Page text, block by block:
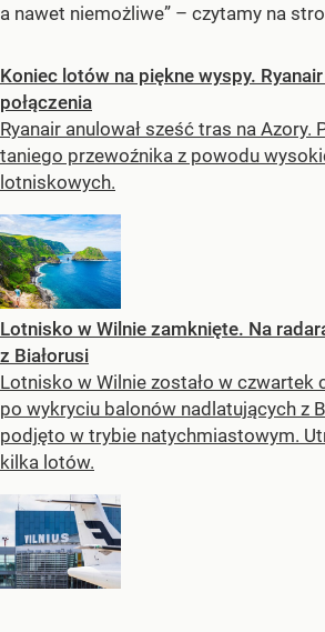
a nawet niemożliwe” – czytamy na
Koniec lotów na piękne wyspy.
połączenia
Ryanair anulował sześć tras na Azory.
taniego przewoźnika z powodu
lotniskowych.
Lotnisko w Wilnie zamknięte. Na
z Białorusi
Lotnisko w Wilnie zostało w czwartek
po wykryciu balonów nadlatujących z
podjęto w trybie natychmiastowym.
kilka lotów.